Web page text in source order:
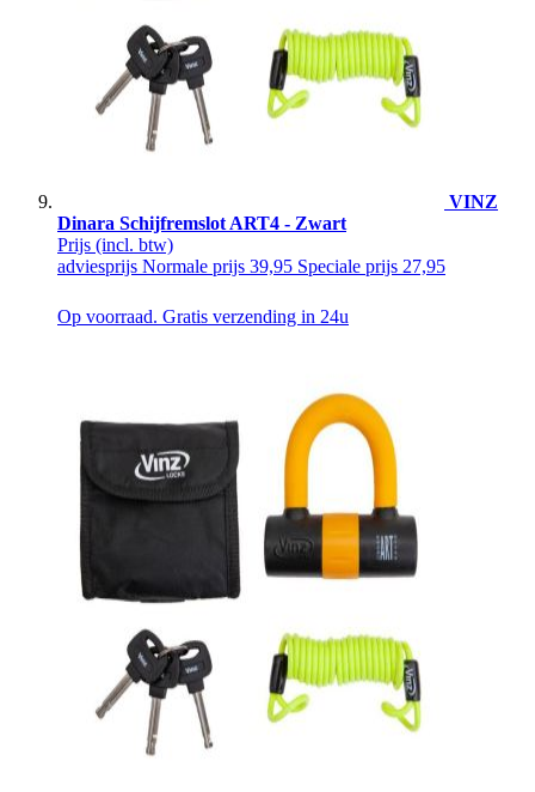
VINZ
Dinara Schijfremslot ART4 - Zwart
Prijs (incl. btw)
adviesprijs Normale prijs 39,95 Speciale prijs 27,95
Op voorraad. Gratis verzending in 24u